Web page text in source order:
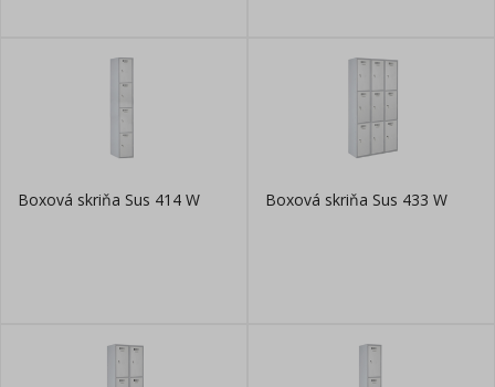
Boxová skriňa Sus 414 W Boxová skriňa Sus 433 W